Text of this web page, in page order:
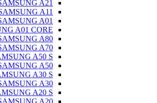
SAMSUNG A21
SAMSUNG A11
SAMSUNG A01
SAMSUNG A01 CORE
SAMSUNG A80
SAMSUNG A70
SAMSUNG A50 S
SAMSUNG A50
SAMSUNG A30 S
SAMSUNG A30
SAMSUNG A20 S